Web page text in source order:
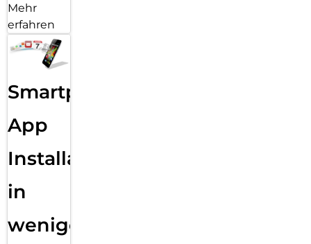
Mehr
erfahren
Smartphone
App
Installation
in
wenigen